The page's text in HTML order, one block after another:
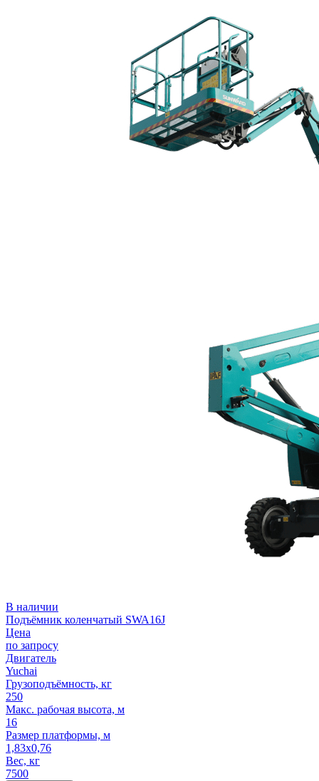
В наличии
Подъёмник коленчатый SWA16J
Цена
по запросу
Двигатель
Yuchai
Грузоподъёмность, кг
250
Макс. рабочая высота, м
16
Размер платформы, м
1,83x0,76
Вес, кг
7500